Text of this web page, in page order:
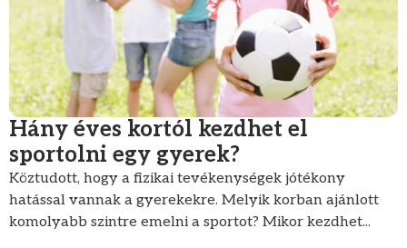
Hány éves kortól kezdhet el
sportolni egy gyerek?
Köztudott, hogy a fizikai tevékenységek jótékony
hatással vannak a gyerekekre. Melyik korban ajánlott
komolyabb szintre emelni a sportot? Mikor kezdhet...